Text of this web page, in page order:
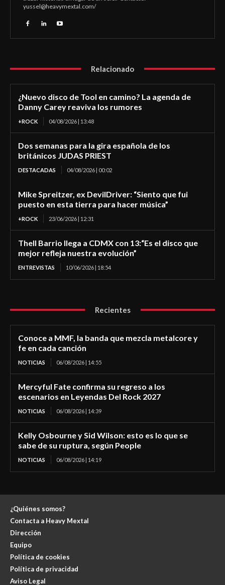
yussel@heavymextal.com/
Relacionado
¿Nuevo disco de Tool en camino? La agenda de
Danny Carey reaviva los rumores
+ROCK 04/08/2026 | 13:48
Dos semanas para la gira española de los
británicos JUDAS PRIEST
DESTACADAS 04/08/2026 | 00:02
Mike Spreitzer, ex DevilDriver: “Siento que fui
puesto en esta tierra para hacer música”
+ROCK 23/06/2026 | 12:31
Thell Barrio llega a CDMX con 13:“Es el disco que
mejor refleja nuestra evolución”
ENTREVISTAS 10/06/2026 | 18:54
Recientes
Conoce a MMF, la banda que mezcla metalcore y
fe en cada canción
NOTICIAS 06/08/2026 | 14:55
Mercyful Fate confirma su regreso a los
escenarios en Leyendas Del Rock 2027
NOTICIAS 06/08/2026 | 14:39
Kelly Osbourne y Sid Wilson: esto es lo que se
sabe de su ruptura, según People
NOTICIAS 06/08/2026 | 14:19
¿Quiénes somos?
Contacta a Heavy Mextal
Dirección
Equipo
Política de cookies
Política de privacidad
Aviso Legal